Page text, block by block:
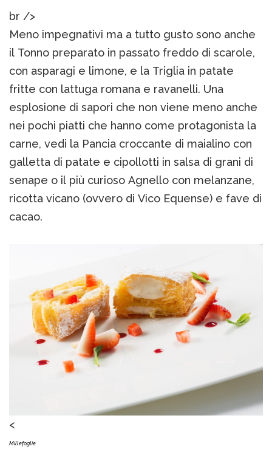
br />
Meno impegnativi ma a tutto gusto sono anche
il Tonno preparato in passato freddo di scarole,
con asparagi e limone, e la Triglia in patate
fritte con lattuga romana e ravanelli. Una
esplosione di sapori che non viene meno anche
nei pochi piatti che hanno come protagonista la
carne, vedi la Pancia croccante di maialino con
galletta di patate e cipollotti in salsa di grani di
senape o il più curioso Agnello con melanzane,
ricotta vicano (ovvero di Vico Equense) e fave di
cacao.
<
Millefoglie